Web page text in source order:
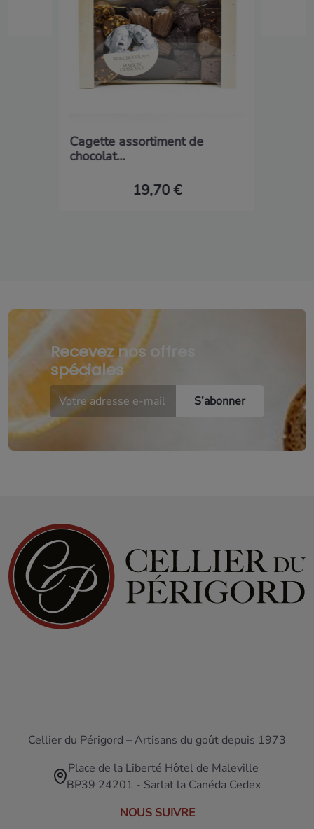
Cagette assortiment de
chocolat...
19,70 €
Recevez nos offres
spéciales
Cellier du Périgord – Artisans du goût depuis 1973
Place de la Liberté Hôtel de Maleville
BP39 24201 - Sarlat la Canéda Cedex
NOUS SUIVRE